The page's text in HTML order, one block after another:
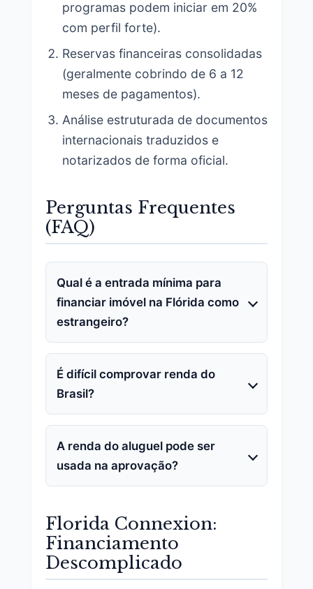
programas podem iniciar em 20%
com perfil forte).
Reservas financeiras consolidadas
(geralmente cobrindo de 6 a 12
meses de pagamentos).
Análise estruturada de documentos
internacionais traduzidos e
notarizados de forma oficial.
Perguntas Frequentes
(FAQ)
Qual é a entrada mínima para
financiar imóvel na Flórida como
estrangeiro?
É difícil comprovar renda do
Brasil?
A renda do aluguel pode ser
usada na aprovação?
Florida Connexion:
Financiamento
Descomplicado